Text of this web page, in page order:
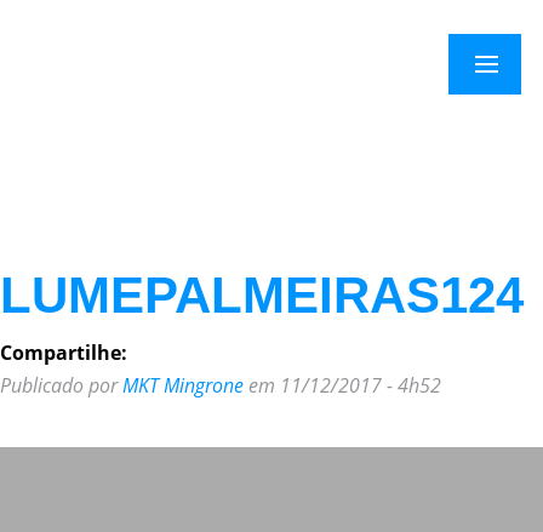
×
Menu
LUMEPALMEIRAS124
Compartilhe:
Publicado porMKT Mingrone em 11/12/2017 - 4h52